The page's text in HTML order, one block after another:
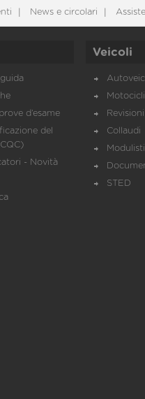
News e circolari
d’esame
del
- Novità
Veicoli
Motocicli
Revisioni
Collaudi
STED